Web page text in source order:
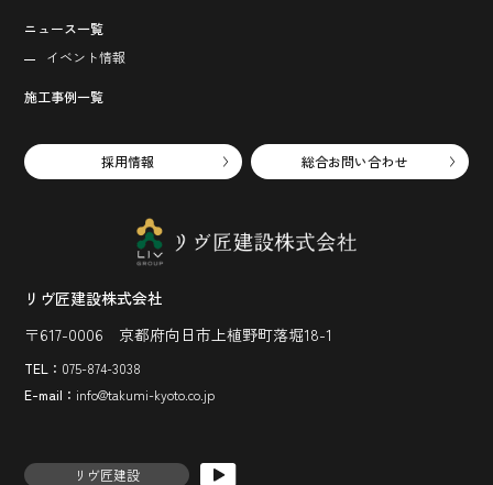
ニュース一覧
イベント情報
施工事例一覧
採用情報 総合お問い合わせ
リヴ匠建設株式会社
〒617-0006 京都府向日市上植野町落堀18-1
TEL： 075-874-3038
E-mail： info@takumi-kyoto.co.jp
リヴ匠建設